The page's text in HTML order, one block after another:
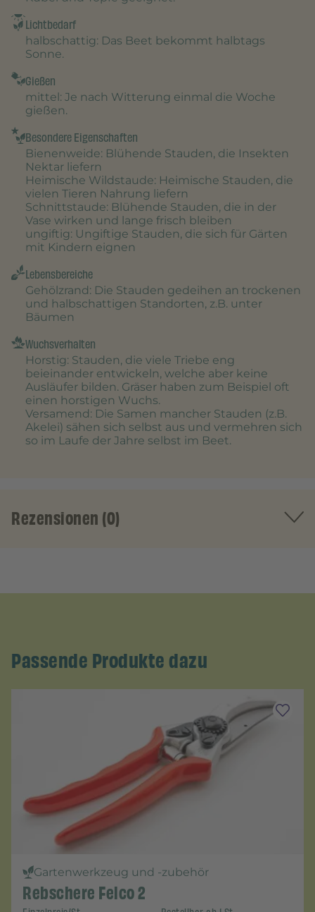
Lichtbedarf
halbschattig: Das Beet bekommt halbtags
Sonne.
Gießen
mittel: Je nach Witterung einmal die Woche
gießen.
Besondere Eigenschaften
Bienenweide: Blühende Stauden, die Insekten
Nektar liefern
Heimische Wildstaude: Heimische Stauden, die
vielen Tieren Nahrung liefern
Schnittstaude: Blühende Stauden, die in der
Vase wirken und lange frisch bleiben
ungiftig: Ungiftige Stauden, die sich für Gärten
mit Kindern eignen
Lebensbereiche
Gehölzrand: Die Stauden gedeihen an trockenen
und halbschattigen Standorten, z.B. unter
Bäumen
Wuchsverhalten
Horstig: Stauden, die viele Triebe eng
beieinander entwickeln, welche aber keine
Ausläufer bilden. Gräser haben zum Beispiel oft
einen horstigen Wuchs.
Versamend: Die Samen mancher Stauden (z.B.
Akelei) sähen sich selbst aus und vermehren sich
so im Laufe der Jahre selbst im Beet.
Rezensionen (0)
Passende Produkte dazu
Gartenwerkzeug und -zubehör
Rebschere Felco 2